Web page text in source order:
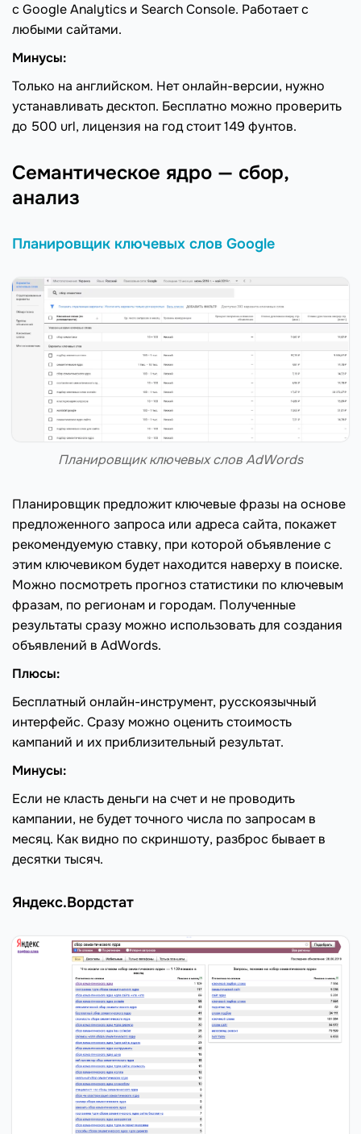
с Google Analytics и Search Console. Работает с
любыми сайтами.
Минусы:
Только на английском. Нет онлайн-версии, нужно
устанавливать десктоп. Бесплатно можно проверить
до 500 url, лицензия на год стоит 149 фунтов.
Семантическое ядро — сбор,
анализ
Планировщик ключевых слов Google
Планировщик ключевых слов AdWords
Планировщик предложит ключевые фразы на основе
предложенного запроса или адреса сайта, покажет
рекомендуемую ставку, при которой объявление с
этим ключевиком будет находится наверху в поиске.
Можно посмотреть прогноз статистики по ключевым
фразам, по регионам и городам. Полученные
результаты сразу можно использовать для создания
объявлений в AdWords.
Плюсы:
Бесплатный онлайн-инструмент, русскоязычный
интерфейс. Сразу можно оценить стоимость
кампаний и их приблизительный результат.
Минусы:
Если не класть деньги на счет и не проводить
кампании, не будет точного числа по запросам в
месяц. Как видно по скриншоту, разброс бывает в
десятки тысяч.
Яндекс.Вордстат